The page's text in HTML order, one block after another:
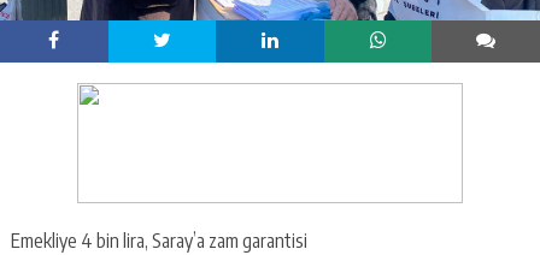
Emekliye 4 bin lira, Saray’a zam garantisi